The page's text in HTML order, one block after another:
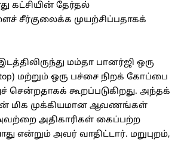
கட்சியின் தேர்தல்
சீர்குலைக்க முயற்சிப்பதாகக்
மம்தா பானர்ஜி ஒரு
மற்றும் ஒரு பச்சை நிறக் கோப்பை
சென்றதாகக் கூறப்படுகிறது. அந்தக்
மிக முக்கியமான ஆவணங்கள்
அதிகாரிகள் கைப்பற்ற
என்றும் அவர் வாதிட்டார். மறுபுறம்,